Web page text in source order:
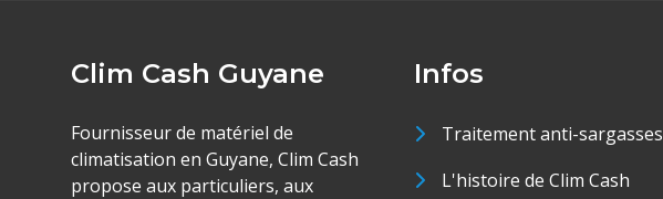
Clim Cash Guyane
Fournisseur de matériel de
climatisation en Guyane, Clim Cash
propose aux particuliers, aux
Infos
Traitement anti-sargasses
L'histoire de Clim Cash